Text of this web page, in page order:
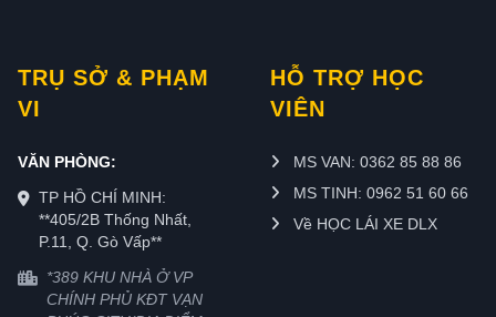
TRỤ SỞ & PHẠM
VI
VĂN PHÒNG:
TP HỒ CHÍ MINH:
**405/2B Thống Nhất,
P.11, Q. Gò Vấp**
*389 KHU NHÀ Ở VP
CHÍNH PHỦ KĐT VẠN
HỖ TRỢ HỌC
VIÊN
MS VAN: 0362 85 88 86
MS TINH: 0962 51 60 66
Về HỌC LÁI XE DLX